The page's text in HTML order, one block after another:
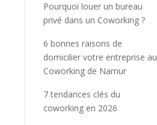
Pourquoi louer un bureau
privé dans un Coworking ?
6 bonnes raisons de
domicilier votre entreprise au
Coworking de Namur
7 tendances clés du
coworking en 2026